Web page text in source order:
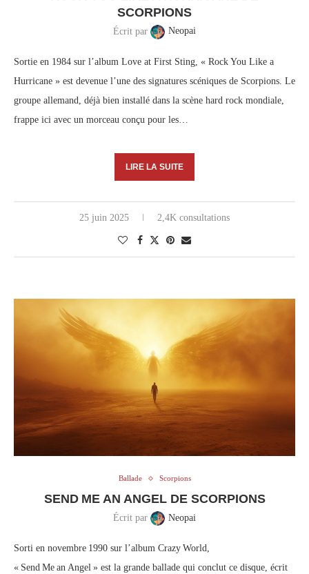
SCORPIONS
Écrit par Neopai
Sortie en 1984 sur l’album Love at First Sting, « Rock You Like a
Hurricane » est devenue l’une des signatures scéniques de Scorpions. Le
groupe allemand, déjà bien installé dans la scène hard rock mondiale,
frappe ici avec un morceau conçu pour les…
LIRE LA SUITE
25 juin 2025 2,4K consultations
Ballade Scorpions
SEND ME AN ANGEL DE SCORPIONS
Écrit par Neopai
Sorti en novembre 1990 sur l’album Crazy World,
« Send Me an Angel » est la grande ballade qui conclut ce disque, écrit